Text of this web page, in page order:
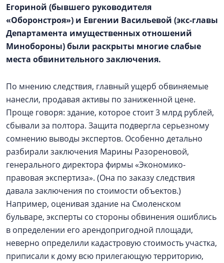
Егориной (бывшего руководителя
«Оборонстроя») и Евгении Васильевой (экс-главы
Департамента имущественных отношений
Минобороны) были раскрыты многие слабые
места обвинительного заключения.
По мнению следствия, главный ущерб обвиняемые
нанесли, продавая активы по заниженной цене.
Проще говоря: здание, которое стоит 3 млрд рублей,
сбывали за полтора. Защита подвергла серьезному
сомнению выводы экспертов. Особенно детально
разбирали заключения Марины Разореновой,
генерального директора фирмы «Экономико-
правовая экспертиза». (Она по заказу следствия
давала заключения по стоимости объектов.)
Например, оценивая здание на Смоленском
бульваре, эксперты со стороны обвинения ошиблись
в определении его арендопригодной площади,
неверно определили кадастровую стоимость участка,
приписали к дому всю прилегающую территорию,